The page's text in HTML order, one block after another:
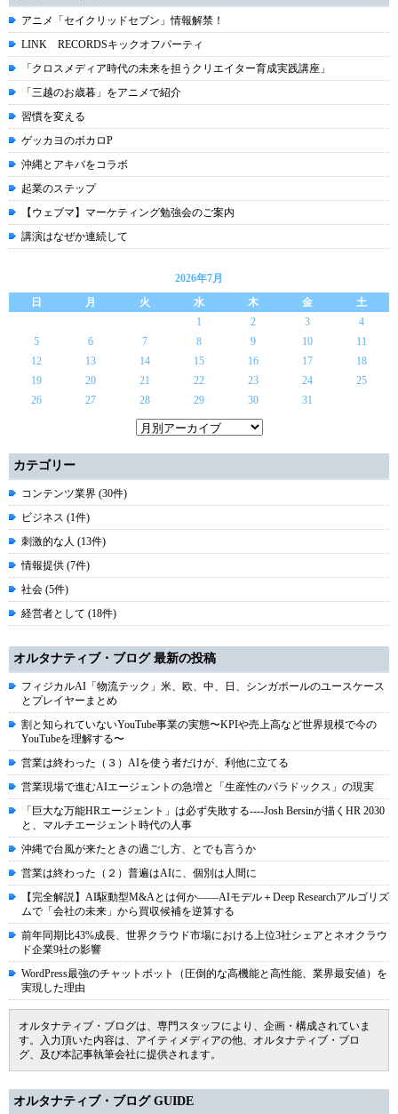
アニメ「セイクリッドセブン」情報解禁！
LINK RECORDSキックオフパーティ
「クロスメディア時代の未来を担うクリエイター育成実践講座」
「三越のお歳暮」をアニメで紹介
習慣を変える
ゲッカヨのボカロP
沖縄とアキバをコラボ
起業のステップ
【ウェブマ】マーケティング勉強会のご案内
講演はなぜか連続して
2026年7月
日
月 火 水 木 金
土
1
2 3
4
5
6 7 8 9 10
11
12
13 14 15 16 17
18
19
20 21 22 23 24
25
26
27 28 29 30 31
カテゴリー
コンテンツ業界 (30件)
ビジネス (1件)
刺激的な人 (13件)
情報提供 (7件)
社会 (5件)
経営者として (18件)
オルタナティブ・ブログ 最新の投稿
フィジカルAI「物流テック」米、欧、中、日、シンガポールのユースケース
とプレイヤーまとめ
割と知られていないYouTube事業の実態〜KPIや売上高など世界規模で今の
YouTubeを理解する〜
営業は終わった（３）AIを使う者だけが、利他に立てる
営業現場で進むAIエージェントの急増と「生産性のパラドックス」の現実
「巨大な万能HRエージェント」は必ず失敗する----Josh Bersinが描くHR 2030
と、マルチエージェント時代の人事
沖縄で台風が来たときの過ごし方、とでも言うか
営業は終わった（２）普遍はAIに、個別は人間に
【完全解説】AI駆動型M&Aとは何か――AIモデル＋Deep Researchアルゴリズ
ムで「会社の未来」から買収候補を逆算する
前年同期比43%成長、世界クラウド市場における上位3社シェアとネオクラウ
ド企業9社の影響
WordPress最強のチャットボット（圧倒的な高機能と高性能、業界最安値）を
実現した理由
オルタナティブ・ブログは、専門スタッフにより、企画・構成されていま
す。入力頂いた内容は、アイティメディアの他、オルタナティブ・ブロ
グ、及び本記事執筆会社に提供されます。
オルタナティブ・ブログ GUIDE